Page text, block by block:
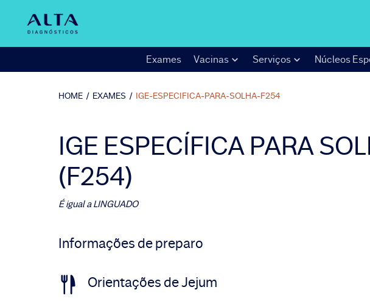
Exames Vacinas Serviços Núcleos
HOME / EXAMES / IGE-ESPECIFICA-PARA-SOLHA-F254
IGE ESPECÍFICA PARA
(F254)
É igual a LINGUADO
Informações de preparo
Orientações de Jejum